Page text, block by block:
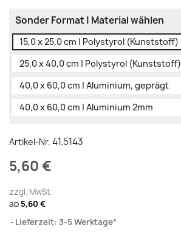
Sonder Format | Material wählen
15,0 x 25,0 cm | Polystyrol (Kunststoff)
25,0 x 40,0 cm | Polystyrol (Kunststoff)
40,0 x 60,0 cm | Aluminium, geprägt
40,0 x 60,0 cm | Aluminium 2mm
Artikel-Nr. 41.5143
5,60 €
zzgl. MwSt.
ab5,60 €
Lieferzeit: 3-5 Werktage*